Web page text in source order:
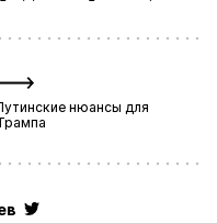
нюансы для